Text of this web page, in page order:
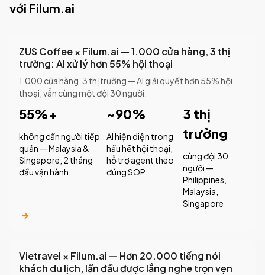
với Filum.ai
ZUS Coffee × Filum.ai — 1.000 cửa hàng, 3 thị
trường: AI xử lý hơn 55% hội thoại
1.000 cửa hàng, 3 thị trường — AI giải quyết hơn 55% hội
thoại, vẫn cùng một đội 30 người.
55%+
không cần người tiếp
quản — Malaysia &
Singapore, 2 tháng
đầu vận hành
~90%
AI hiện diện trong
hầu hết hội thoại,
hỗ trợ agent theo
đúng SOP
3 thị
trường
cùng đội 30
người —
Philippines,
Malaysia,
Singapore
Vietravel × Filum.ai — Hơn 20.000 tiếng nói
khách du lịch, lần đầu được lắng nghe trọn vẹn